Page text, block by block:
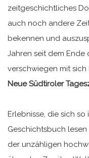
zeitgeschichtliches
auch noch andere
bekennen und
Jahren seit dem Ende
verschwiegen mit
Neue Südtiroler
Erlebnisse, die sich
Geschichtsbuch
der unzähligen